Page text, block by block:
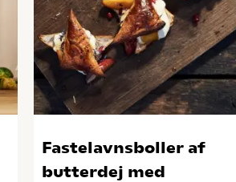
Fastelavnsboller af
butterdej med